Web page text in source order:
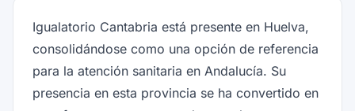
Igualatorio Cantabria está presente en Huelva,
consolidándose como una opción de referencia
para la atención sanitaria en Andalucía. Su
presencia en esta provincia se ha convertido en